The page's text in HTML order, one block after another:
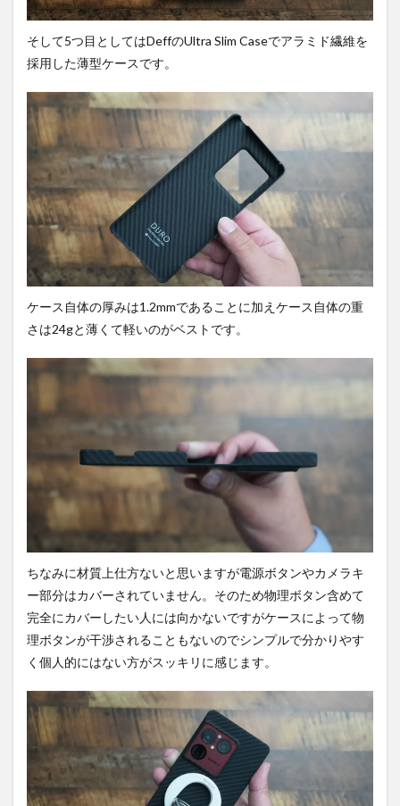
そして5つ目としてはDeffのUltra Slim Caseでアラミド繊維を
採用した薄型ケースです。
ケース自体の厚みは1.2mmであることに加えケース自体の重
さは24gと薄くて軽いのがベストです。
ちなみに材質上仕方ないと思いますが電源ボタンやカメラキ
ー部分はカバーされていません。そのため物理ボタン含めて
完全にカバーしたい人には向かないですがケースによって物
理ボタンが干渉されることもないのでシンプルで分かりやす
く個人的にはない方がスッキリに感じます。